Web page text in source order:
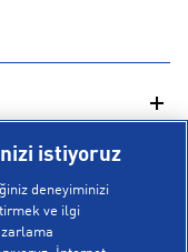
istiyoruz
deneyiminizi
ve ilgi